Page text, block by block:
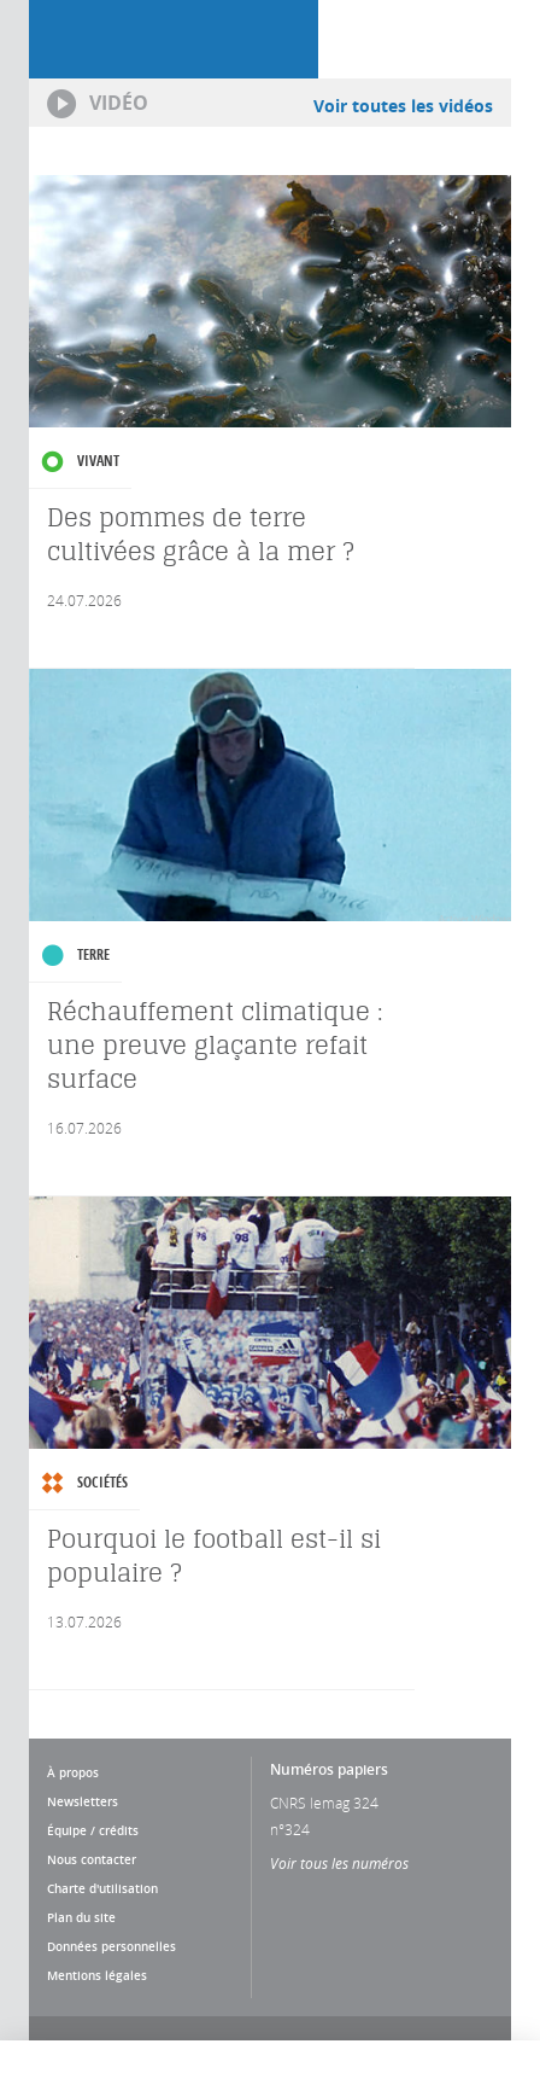
VIDÉO Voir toutes les vidéos
VIVANT
Des pommes de terre
cultivées grâce à la mer ?
24.07.2026
TERRE
Réchauffement climatique :
une preuve glaçante refait
surface
16.07.2026
SOCIÉTÉS
Pourquoi le football est-il si
populaire ?
13.07.2026
À propos
Newsletters
Équipe / crédits
Nous contacter
Charte d'utilisation
Plan du site
Données personnelles
Mentions légales
Numéros papiers
CNRS lemag 324
n°324
Voir tous les numéros